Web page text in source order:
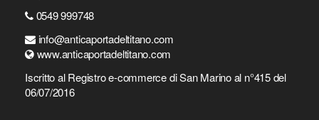
0549 999748
info@anticaportadeltitano.com
www.anticaportadeltitano.com
Iscritto al Registro e-commerce di San Marino al n°415 del
06/07/2016